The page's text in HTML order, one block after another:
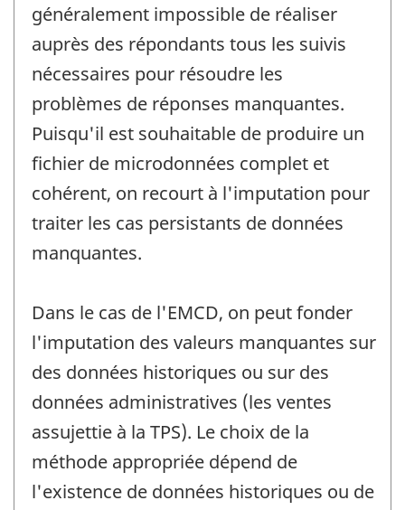
généralement impossible de réaliser
auprès des répondants tous les suivis
nécessaires pour résoudre les
problèmes de réponses manquantes.
Puisqu'il est souhaitable de produire un
fichier de microdonnées complet et
cohérent, on recourt à l'imputation pour
traiter les cas persistants de données
manquantes.
Dans le cas de l'EMCD, on peut fonder
l'imputation des valeurs manquantes sur
des données historiques ou sur des
données administratives (les ventes
assujettie à la TPS). Le choix de la
méthode appropriée dépend de
l'existence de données historiques ou de